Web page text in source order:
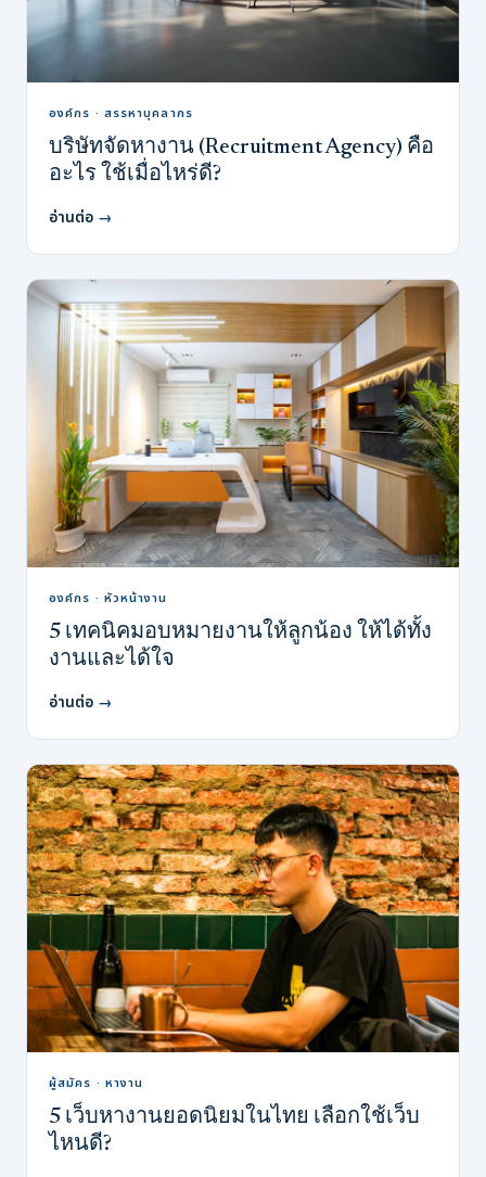
องค์กร · สรรหาบุคลากร
บริษัทจัดหางาน (Recruitment Agency) คือ
อะไร ใช้เมื่อไหร่ดี?
อ่านต่อ →
องค์กร · หัวหน้างาน
5 เทคนิคมอบหมายงานให้ลูกน้อง ให้ได้ทั้ง
งานและได้ใจ
อ่านต่อ →
ผู้สมัคร · หางาน
5 เว็บหางานยอดนิยมในไทย เลือกใช้เว็บ
ไหนดี?